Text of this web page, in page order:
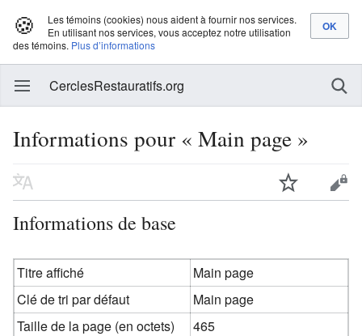
🍪
Les témoins (cookies) nous aident à fournir nos services.
En utilisant nos services, vous acceptez notre utilisation
des témoins. Plus d’informations
CerclesRestauratifs.org
Informations pour « Main page »
Informations de base
Titre affiché
Main page
Clé de tri par défaut
Main page
Taille de la page (en octets)
465